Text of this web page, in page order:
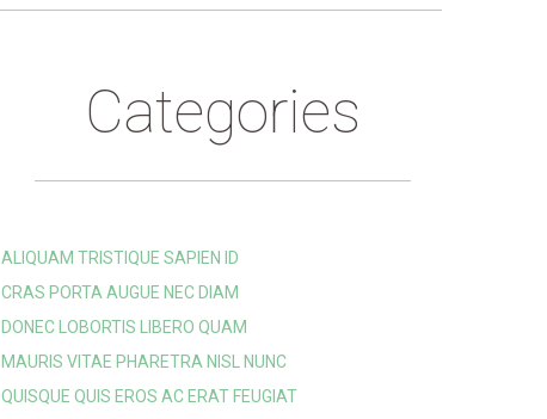
Categories
ALIQUAM TRISTIQUE SAPIEN ID
CRAS PORTA AUGUE NEC DIAM
DONEC LOBORTIS LIBERO QUAM
MAURIS VITAE PHARETRA NISL NUNC
QUISQUE QUIS EROS AC ERAT FEUGIAT